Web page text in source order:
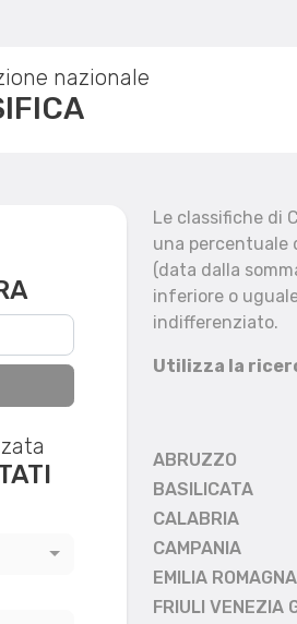
nazionale
Reset filtri
Le classifiche di
una percentuale
(data dalla
inferiore o
indifferenziato.
Utilizza la
ABRUZZO
BASILICATA
CALABRIA
CAMPANIA
EMILIA ROMAGNA
FRIULI VENEZIA